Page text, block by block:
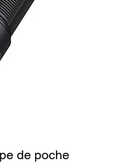
de poche